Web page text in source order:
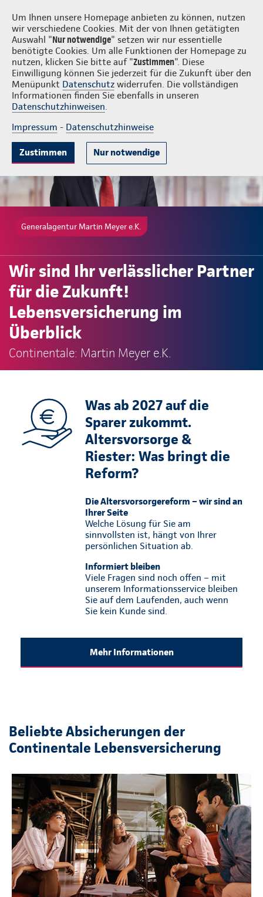
Um Ihnen unsere Homepage anbieten zu können, nutzen
wir verschiedene Cookies. Mit der von Ihnen getätigten
Auswahl "Nur notwendige" setzen wir nur essentielle
benötigte Cookies. Um alle Funktionen der Homepage zu
nutzen, klicken Sie bitte auf "Zustimmen". Diese
Einwilligung können Sie jederzeit für die Zukunft über den
Menüpunkt Datenschutz widerrufen. Die vollständigen
Informationen finden Sie ebenfalls in unseren
Datenschutzhinweisen.
Impressum - Datenschutzhinweise
Zustimmen Nur notwendige
Martin Meyer e.K. Login
Beliebte Produkte Weitere Angebote Beratung & Angebot
Generalagentur Martin Meyer e.K.
Wir sind Ihr verlässlicher Partner
für die Zukunft!
Lebensversicherung im
Überblick
Continentale: Martin Meyer e.K.
Was ab 2027 auf die
Sparer zukommt.
Altersvorsorge &
Riester: Was bringt die
Reform?
Die Altersvorsorgereform – wir sind an
Ihrer Seite
Welche Lösung für Sie am
sinnvollsten ist, hängt von Ihrer
persönlichen Situation ab.
Informiert bleiben
Viele Fragen sind noch offen – mit
unserem Informationsservice bleiben
Sie auf dem Laufenden, auch wenn
Sie kein Kunde sind.
Mehr Informationen
Beliebte Absicherungen der
Continentale Lebensversicherung